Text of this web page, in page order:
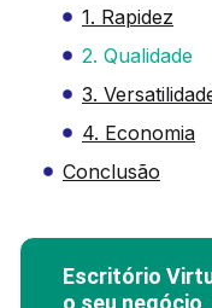
1. Rapidez
2. Qualidade
3.
4. Economia
Conclusão
Escritório
o seu negócio